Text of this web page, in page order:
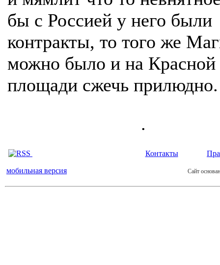
бы с Россией у него были
контракты, то того же
можно было и на Красной
площади сжечь прилюдно.
.
Контакты
мобильная версия Сайт